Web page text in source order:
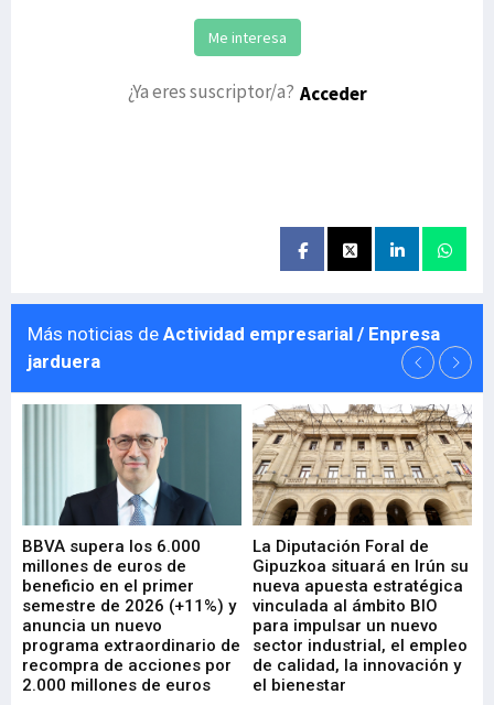
Me interesa
¿Ya eres suscriptor/a? Acceder
Más noticias de Actividad empresarial / Enpresa
jarduera
BBVA supera los 6.000
millones de euros de
beneficio en el primer
semestre de 2026 (+11%) y
anuncia un nuevo
programa extraordinario de
recompra de acciones por
2.000 millones de euros
La Diputación Foral de
Gipuzkoa situará en Irún su
nueva apuesta estratégica
vinculada al ámbito BIO
para impulsar un nuevo
sector industrial, el empleo
de calidad, la innovación y
el bienestar